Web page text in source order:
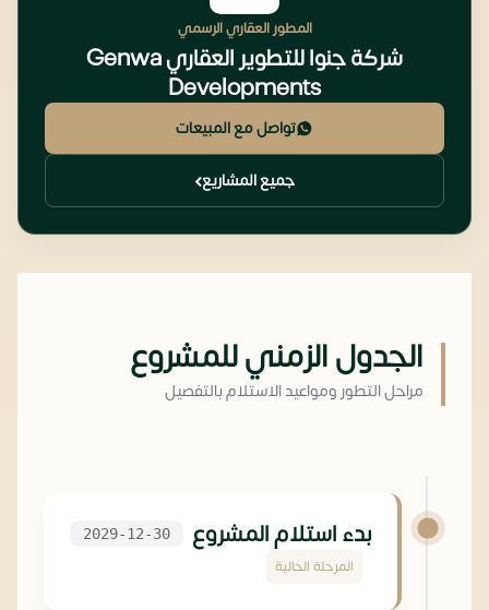
المطور العقاري الرسمي
شركة جنوا للتطوير العقاري Genwa
Developments
تواصل مع المبيعات
جميع المشاريع
الجدول الزمني للمشروع
مراحل التطور ومواعيد الاستلام بالتفصيل
بدء استلام المشروع
المرحلة الحالية
2029-12-30